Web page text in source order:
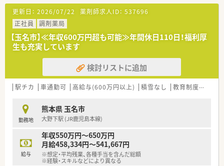
【募集背景と求める人物像について】
■現在の体制における欠員補充のため即戦力となる経験者を積
極的に歓迎しています。
■指示を待つだけでなく自ら考えて行動できる主体性のある方
を求めている職場です。
■遅い時間までの勤務も厭わずしっかりと稼ぎたいという意欲
的な方を歓迎します。
【法人特徴について】
■熊本市内を中心に県内で調剤薬局を合計9店舗展開している地
■門前のクリニックと良好な関係を築きながら地域医療に貢献
している安定企業です。
■従業員のワークライフバランスを重視し厚い人員体制を整え
ることに注力しています。
更新日： 2026/07/22 薬剤師求人ID： 537696
正社員
調剤薬局
【玉名市】≪年収600万円超も可能≫年間休日110日！福利厚
生も充実しています
検討リストに追加
駅チカ 車通勤可 高給与(600万円以上) 積雪なし 教育制度あり
勤務地
熊本県 玉名市
大野下駅 (JR鹿児島本線)
給与
年収550万円～650万円
月給458,334円～541,667円
※想定・平均残業、各種手当を含んだ総額
※経験・スキルなどにより異なる